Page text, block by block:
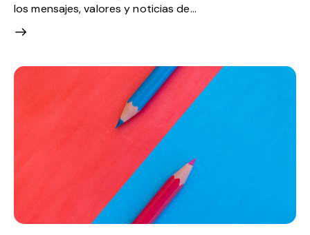
los mensajes, valores y noticias de…